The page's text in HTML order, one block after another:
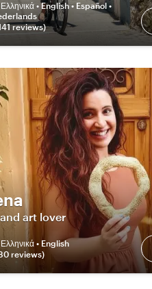
Ελληνικά • English • Español •
reviews)
art lover
Ελληνικά • English
reviews)